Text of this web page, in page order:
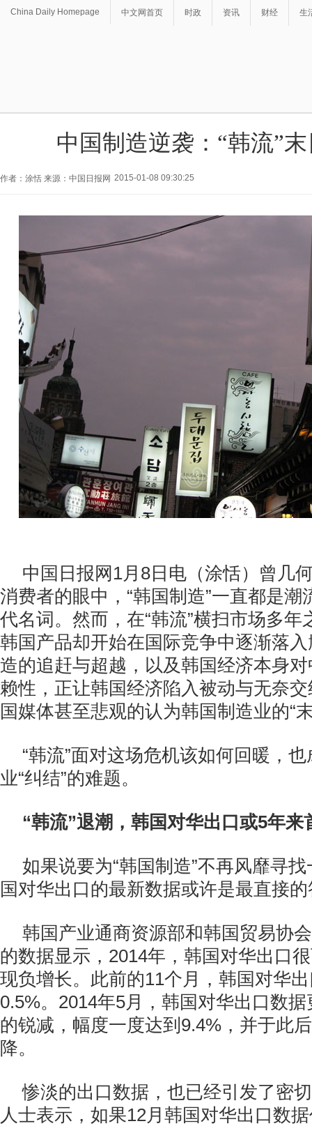
China Daily Homepage 中文网首页 时政 资讯 财经 生
中国制造逆袭：“韩流”
作者：涂恬 来源：中国日报网 2015-01-08 09:30:25
中国日报网1月8日电（涂恬）曾几
消费者的眼中，“韩国制造”一直都是潮
代名词。然而，在“韩流”横扫市场多年
韩国产品却开始在国际竞争中逐渐落
造的追赶与超越，以及韩国经济本身
赖性，正让韩国经济陷入被动与无奈
国媒体甚至悲观的认为韩国制造业的“
“韩流”面对这场危机该如何回暖，
业“纠结”的难题。
“韩流”退潮，韩国对华出口或5年来
如果说要为“韩国制造”不再风靡寻
国对华出口的最新数据或许是最直接
韩国产业通商资源部和韩国贸易协
的数据显示，2014年，韩国对华出口
现负增长。此前的11个月，韩国对华
0.5%。2014年5月，韩国对华出口数
的锐减，幅度一度达到9.4%，并于此
降。
惨淡的出口数据，也已经引发了密
人士表示，如果12月韩国对华出口数